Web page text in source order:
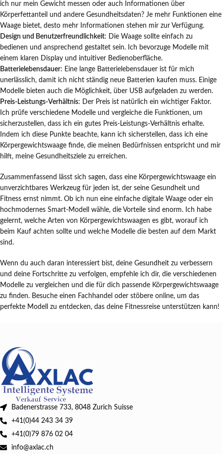
ich nur mein Gewicht messen oder auch Informationen über
Körperfettanteil und andere Gesundheitsdaten? Je mehr Funktionen eine
Waage bietet, desto mehr Informationen stehen mir zur Verfügung.
Design und Benutzerfreundlichkeit: Die Waage sollte einfach zu
bedienen und ansprechend gestaltet sein. Ich bevorzuge Modelle mit
einem klaren Display und intuitiver Bedienoberfläche.
Batterielebensdauer: Eine lange Batterielebensdauer ist für mich
unerlässlich, damit ich nicht ständig neue Batterien kaufen muss. Einige
Modelle bieten auch die Möglichkeit, über USB aufgeladen zu werden.
Preis-Leistungs-Verhältnis: Der Preis ist natürlich ein wichtiger Faktor.
Ich prüfe verschiedene Modelle und vergleiche die Funktionen, um
sicherzustellen, dass ich ein gutes Preis-Leistungs-Verhältnis erhalte.
Indem ich diese Punkte beachte, kann ich sicherstellen, dass ich eine
Körpergewichtswaage finde, die meinen Bedürfnissen entspricht und mir
hilft, meine Gesundheitsziele zu erreichen.
Zusammenfassend lässt sich sagen, dass eine Körpergewichtswaage ein
unverzichtbares Werkzeug für jeden ist, der seine Gesundheit und
Fitness ernst nimmt. Ob ich nun eine einfache digitale Waage oder ein
hochmodernes Smart-Modell wähle, die Vorteile sind enorm. Ich habe
gelernt, welche Arten von Körpergewichtswaagen es gibt, worauf ich
beim Kauf achten sollte und welche Modelle die besten auf dem Markt
sind.
Wenn du auch daran interessiert bist, deine Gesundheit zu verbessern
und deine Fortschritte zu verfolgen, empfehle ich dir, die verschiedenen
Modelle zu vergleichen und die für dich passende Körpergewichtswaage
zu finden. Besuche einen Fachhandel oder stöbere online, um das
perfekte Modell zu entdecken, das deine Fitnessreise unterstützen kann!
Badenerstrasse 733, 8048 Zurich Suisse
+41(0)44 243 34 39
+41(0)79 876 02 04
info@axlac.ch